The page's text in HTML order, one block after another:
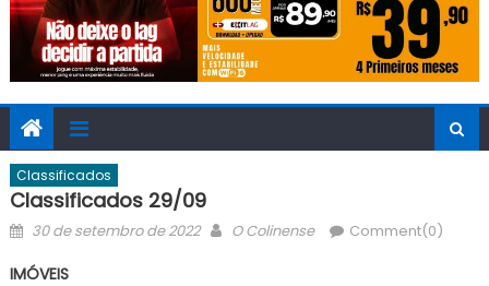
Classificados
Classificados 29/09
Posted
30 de setembro de 2022 Author
O Colinense Comment(0)
IMÓVEIS